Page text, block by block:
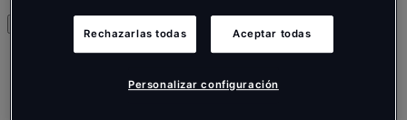
English
Rechazarlas todas Aceptar todas
Personalizar configuración